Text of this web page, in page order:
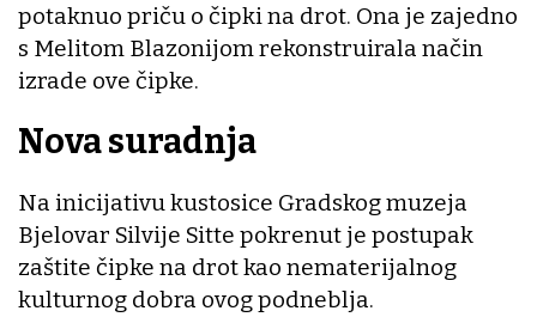
potaknuo priču o čipki na drot. Ona je zajedno
s Melitom Blazonijom rekonstruirala način
izrade ove čipke.
Nova suradnja
Na inicijativu kustosice Gradskog muzeja
Bjelovar Silvije Sitte pokrenut je postupak
zaštite čipke na drot kao nematerijalnog
kulturnog dobra ovog podneblja.